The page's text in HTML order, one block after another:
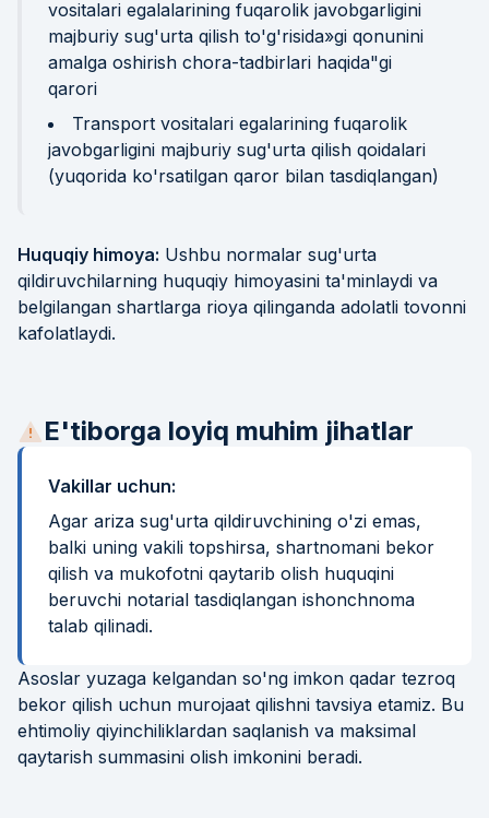
vositalari egalalarining fuqarolik javobgarligini
majburiy sug'urta qilish to'g'risida»gi qonunini
amalga oshirish chora-tadbirlari haqida"gi
qarori
Transport vositalari egalarining fuqarolik
javobgarligini majburiy sug'urta qilish qoidalari
(yuqorida ko'rsatilgan qaror bilan tasdiqlangan)
Huquqiy himoya: Ushbu normalar sug'urta
qildiruvchilarning huquqiy himoyasini ta'minlaydi va
belgilangan shartlarga rioya qilinganda adolatli tovonni
kafolatlaydi.
E'tiborga loyiq muhim jihatlar
Vakillar uchun:
Agar ariza sug'urta qildiruvchining o'zi emas,
balki uning vakili topshirsa, shartnomani bekor
qilish va mukofotni qaytarib olish huquqini
beruvchi notarial tasdiqlangan ishonchnoma
talab qilinadi.
Asoslar yuzaga kelgandan so'ng imkon qadar tezroq
bekor qilish uchun murojaat qilishni tavsiya etamiz. Bu
ehtimoliy qiyinchiliklardan saqlanish va maksimal
qaytarish summasini olish imkonini beradi.